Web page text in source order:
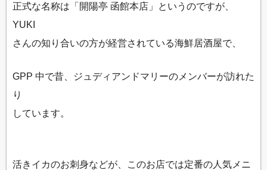
正式な名称は「開陽亭 函館本店」というのですが、
YUKI
さんの知り合いの方が経営されている海鮮居酒屋で、
GPP 中で昔、ジュディアンドマリーのメンバーが訪れた
り
しています。
活きイカのお刺身などが、このお店では定番の人気メニ